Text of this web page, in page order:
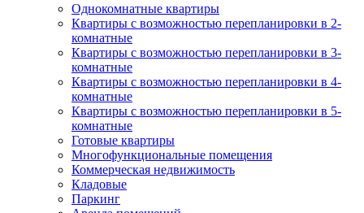
Однокомнатные квартиры
Квартиры с возможностью перепланировки в 2-
комнатные
Квартиры с возможностью перепланировки в 3-
комнатные
Квартиры с возможностью перепланировки в 4-
комнатные
Квартиры с возможностью перепланировки в 5-
комнатные
Готовые квартиры
Многофункциональные помещения
Коммерческая недвижимость
Кладовые
Паркинг